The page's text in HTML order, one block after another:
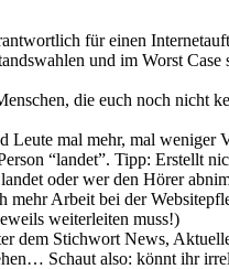
für einen
und im Worst
die euch noch nicht
Leute mal mehr, mal weniger
“landet”. Tipp: Erstellt
oder wer den Hörer
Arbeit bei der
weiterleiten muss!)
dem Stichwort News,
Schaut also: könnt ihr